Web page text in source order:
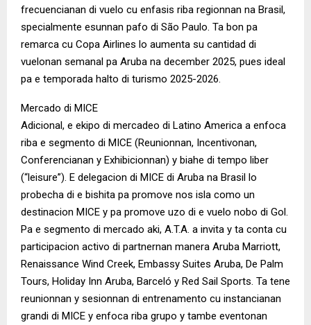
frecuencianan di vuelo cu enfasis riba regionnan na Brasil,
specialmente esunnan pafo di São Paulo. Ta bon pa
remarca cu Copa Airlines lo aumenta su cantidad di
vuelonan semanal pa Aruba na december 2025, pues ideal
pa e temporada halto di turismo 2025-2026.
Mercado di MICE
Adicional, e ekipo di mercadeo di Latino America a enfoca
riba e segmento di MICE (Reunionnan, Incentivonan,
Conferencianan y Exhibicionnan) y biahe di tempo liber
(“leisure”). E delegacion di MICE di Aruba na Brasil lo
probecha di e bishita pa promove nos isla como un
destinacion MICE y pa promove uzo di e vuelo nobo di Gol.
Pa e segmento di mercado aki, A.T.A. a invita y ta conta cu
participacion activo di partnernan manera Aruba Marriott,
Renaissance Wind Creek, Embassy Suites Aruba, De Palm
Tours, Holiday Inn Aruba, Barceló y Red Sail Sports. Ta tene
reunionnan y sesionnan di entrenamento cu instancianan
grandi di MICE y enfoca riba grupo y tambe eventonan